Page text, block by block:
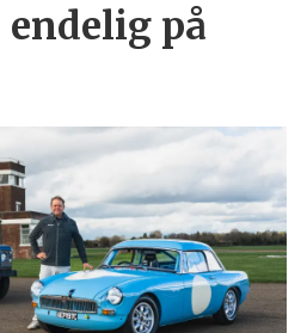
på